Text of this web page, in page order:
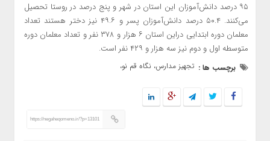
۹۵ درصد دانش‌آموزان این استان در شهر و پنج درصد در روستا تحصیل
می‌کنند. ۵۰.۴ درصد دانش‌آموزان پسر و ۴۹.۶ نیز دختر هستند تعداد
معلمان دوره ابتدایی دراین استان ۶ هزار و ۳۷۸ نفر و تعداد معلمان دوره
متوسطه اول و دوم نیز سه هزار و ۴۲۹ نفر است.
برچسب ها : تجهیز مدارس، نگاه قم نو،
https://negaheqomeno.ir/?p=13101